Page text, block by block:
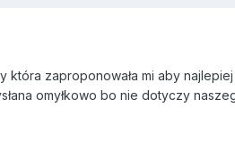
która zaproponowała mi aby
omyłkowo bo nie dotyczy